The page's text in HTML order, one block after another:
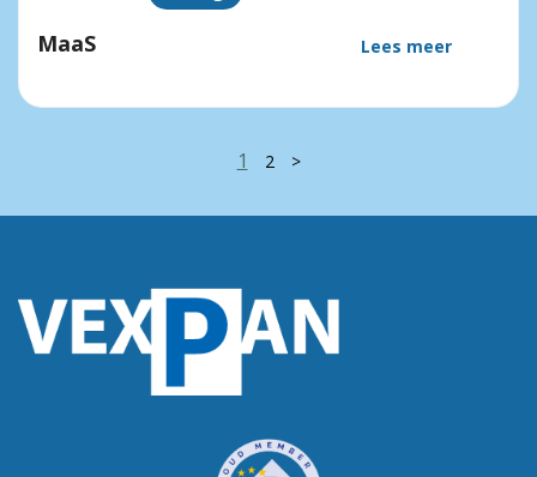
MaaS Lees meer
1 2 >